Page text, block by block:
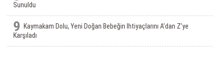
Sunuldu
9
Kaymakam Dolu, Yeni Doğan Bebeğin Ihtiyaçlarını A’dan Z’ye
Karşıladı